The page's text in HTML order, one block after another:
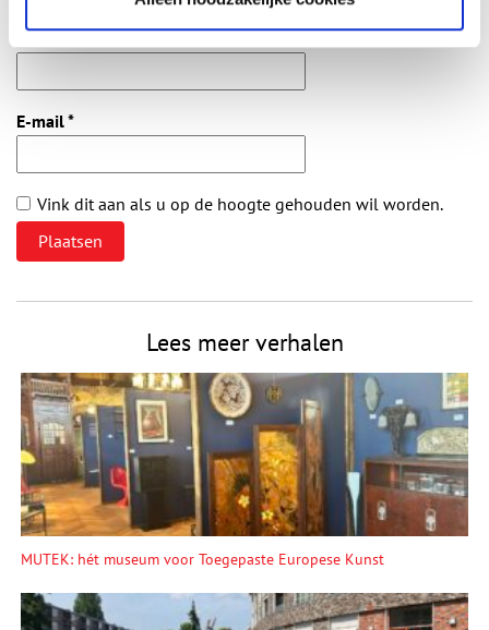
Naam*
E-mail*
Vink dit aan als u op de hoogte gehouden wil worden.
Lees meer verhalen
MUTEK: hét museum voor Toegepaste Europese Kunst